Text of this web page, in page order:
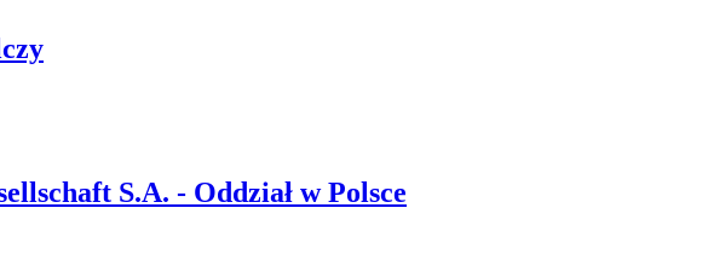
S.A. - Oddział w Polsce